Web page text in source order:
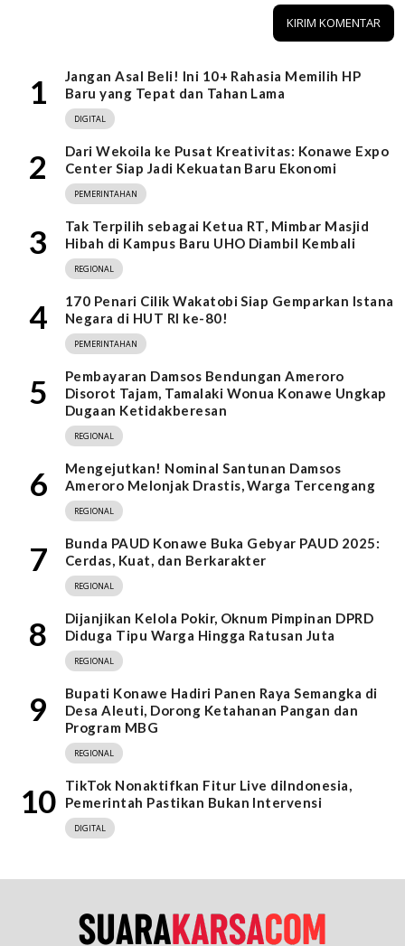
1
Jangan Asal Beli! Ini 10+ Rahasia Memilih HP
Baru yang Tepat dan Tahan Lama
DIGITAL
2
Dari Wekoila ke Pusat Kreativitas: Konawe Expo
Center Siap Jadi Kekuatan Baru Ekonomi
PEMERINTAHAN
3
Tak Terpilih sebagai Ketua RT, Mimbar Masjid
Hibah di Kampus Baru UHO Diambil Kembali
REGIONAL
4
170 Penari Cilik Wakatobi Siap Gemparkan Istana
Negara di HUT RI ke-80!
PEMERINTAHAN
5
Pembayaran Damsos Bendungan Ameroro
Disorot Tajam, Tamalaki Wonua Konawe Ungkap
Dugaan Ketidakberesan
REGIONAL
6
Mengejutkan! Nominal Santunan Damsos
Ameroro Melonjak Drastis, Warga Tercengang
REGIONAL
7
Bunda PAUD Konawe Buka Gebyar PAUD 2025:
Cerdas, Kuat, dan Berkarakter
REGIONAL
8
Dijanjikan Kelola Pokir, Oknum Pimpinan DPRD
Diduga Tipu Warga Hingga Ratusan Juta
REGIONAL
9
Bupati Konawe Hadiri Panen Raya Semangka di
Desa Aleuti, Dorong Ketahanan Pangan dan
Program MBG
REGIONAL
10
TikTok Nonaktifkan Fitur Live diIndonesia,
Pemerintah Pastikan Bukan Intervensi
DIGITAL